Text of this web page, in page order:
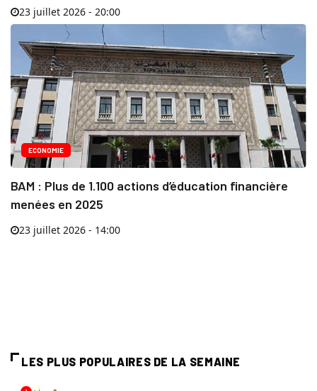
23 juillet 2026 - 20:00
ECONOMIE
BAM : Plus de 1.100 actions d’éducation financière
menées en 2025
23 juillet 2026 - 14:00
LES PLUS POPULAIRES DE LA SEMAINE